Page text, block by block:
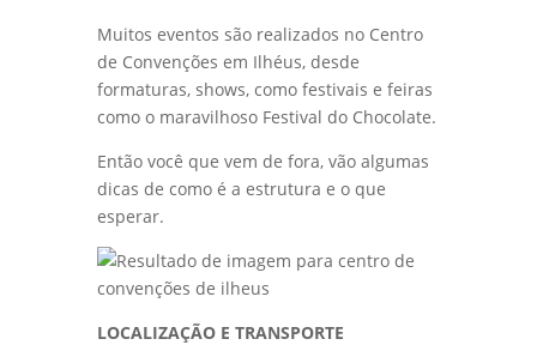
Muitos eventos são realizados no Centro
de Convenções em Ilhéus, desde
formaturas, shows, como festivais e feiras
como o maravilhoso Festival do Chocolate.
Então você que vem de fora, vão algumas
dicas de como é a estrutura e o que
esperar.
LOCALIZAÇÃO E TRANSPORTE